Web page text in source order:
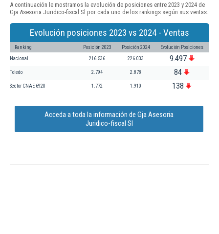
A continuación le mostramos la evolución de posiciones entre 2023 y 2024 de
Gja Asesoria Juridico-fiscal Sl por cada uno de los rankings según sus ventas:
Evolución posiciones 2023 vs 2024 - Ventas
Ranking Posición 2023 Posición 2024 Evolución Posiciones
Nacional 216.536 226.033 9.497
Toledo 2.794 2.878 84
Sector CNAE 6920 1.772 1.910 138
Acceda a toda la información de Gja Asesoria
Juridico-fiscal Sl